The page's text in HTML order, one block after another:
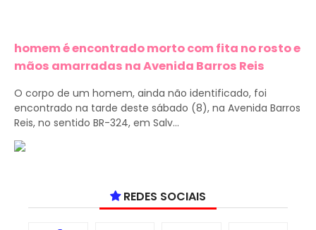
homem é encontrado morto com fita no rosto e
mãos amarradas na Avenida Barros Reis
O corpo de um homem, ainda não identificado, foi
encontrado na tarde deste sábado (8), na Avenida Barros
Reis, no sentido BR-324, em Salv...
REDES SOCIAIS